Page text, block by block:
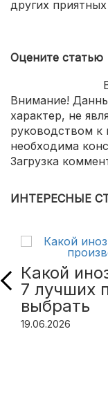
других
Оцените статью
Внимание!
характер, не
руководством к
необходима
Загрузка
ИНТЕРЕСНЫЕ
Какой
7 лучших
выбрать
19.06.2026